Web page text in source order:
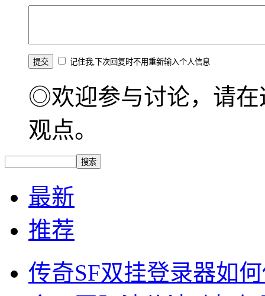
记住我,下次回复时不用重新输入个人信息
◎欢迎参与讨论，请在
观点。
最新
推荐
传奇SF双挂登录器如